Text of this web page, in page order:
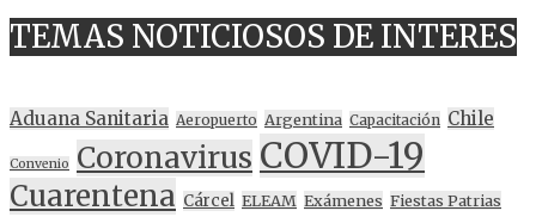
TEMAS NOTICIOSOS DE INTERES
Aduana Sanitaria Aeropuerto Argentina Capacitación Chile
Convenio Coronavirus COVID-19
Cuarentena Cárcel ELEAM Exámenes Fiestas Patrias